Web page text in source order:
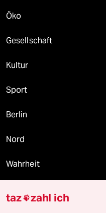
Öko
Gesellschaft
Kultur
Sport
Berlin
Nord
Wahrheit
taz zahl ich